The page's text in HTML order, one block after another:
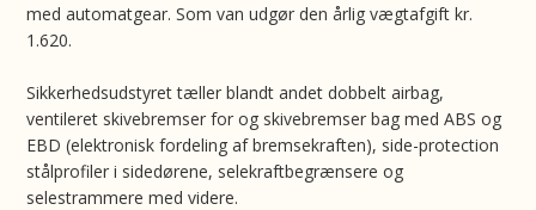
med automatgear. Som van udgør den årlig vægtafgift kr.
1.620.
Sikkerhedsudstyret tæller blandt andet dobbelt airbag,
ventileret skivebremser for og skivebremser bag med ABS og
EBD (elektronisk fordeling af bremsekraften), side-protection
stålprofiler i sidedørene, selekraftbegrænsere og
selestrammere med videre.